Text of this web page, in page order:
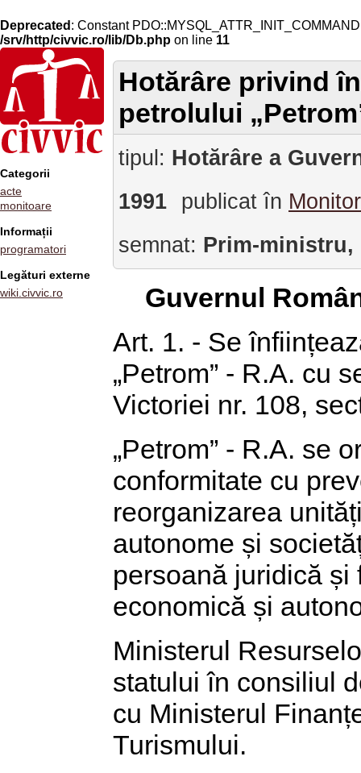
Deprecated : Constant
/srv/http/civvic.ro/lib/Db.php on line 11
Categorii
acte
monitoare
Informații
programatori
Legături externe
wiki.civvic.ro
Hotărâre privind
petrolului
tipul: Hotărâre a
1991
publicat în
semnat: Prim-ministru,
Guvernul
Art. 1. - Se
„Petrom” - R.A. cu
Victoriei nr. 108,
„Petrom” - R.A. se
conformitate cu
reorganizarea
autonome și
persoană juridică
economică și
Ministerul
statului în consiliul
cu Ministerul
Turismului.